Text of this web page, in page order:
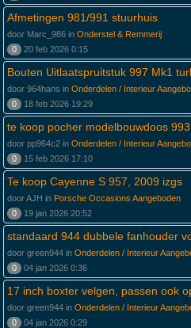
Afmetingen 981/991 stuurhuis
door Marc_986 in Onderstel & Remmerij
0
20 feb 2026 0:15
Bouten Uitlaatspruitstuk 997 Mk1
door 964hans in Onderdelen / Interieur
0
18 feb 2026 19:29
te koop pocher modelbouwdoos 993
door pp964c2 in Onderdelen / Interieur
0
15 feb 2026 17:10
Te koop Cayenne S 957, 2009 izgs
door AJH in Porsche Occasions Aangeboden
0
19 jan 2026 20:52
standaard 944 dubbele fanhouder
door green944 in Onderdelen / Interieur
0
04 jan 2026 0:36
17 inch boxter velgen, passen ook
door green944 in Onderdelen / Interieur
0
04 jan 2026 0:29